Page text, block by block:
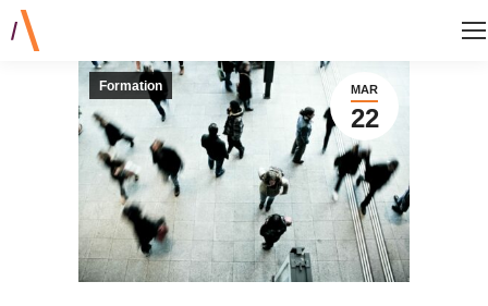
MAR
22
Formation